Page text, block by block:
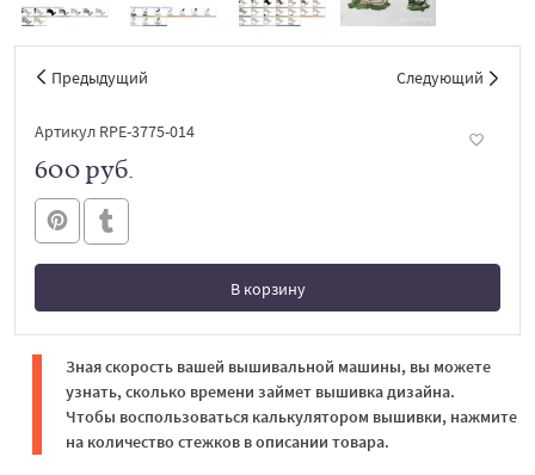
Предыдущий Следующий
Артикул RPE-3775-014
600 руб.
В корзину
В корзине
Зная скорость вашей вышивальной машины, вы можете
узнать, сколько времени займет вышивка дизайна.
Чтобы воспользоваться калькулятором вышивки, нажмите
на количество стежков в описании товара.